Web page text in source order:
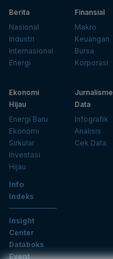
Berita
Nasional
Industri
Internasional
Energi
Finansial
Makro
Keuangan
Bursa
Korporasi
Ekonomi
Hijau
Energi Baru
Ekonomi
Sirkular
Investasi
Hijau
Jurnalisme
Data
Infografik
Analisis
Cek Data
Info
Indeks
Insight
Center
Databoks
Event